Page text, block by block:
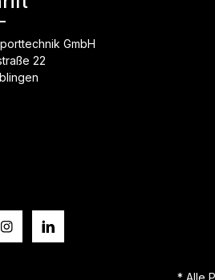
GmbH
22